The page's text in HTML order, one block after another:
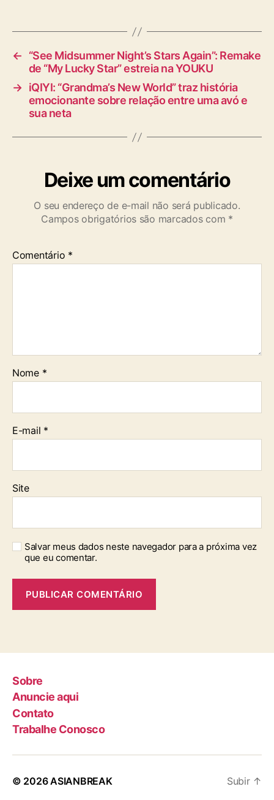
s
←
“See Midsummer Night’s Stars Again”: Remake
de “My Lucky Star” estreia na YOUKU
→ iQIYI: “Grandma’s New World” traz história
emocionante sobre relação entre uma avó e
sua neta
Deixe um comentário
O seu endereço de e-mail não será publicado.
Campos obrigatórios são marcados com *
Comentário *
Nome *
E-mail *
Site
Salvar meus dados neste navegador para a próxima vez
que eu comentar.
Sobre
Anuncie aqui
Contato
Trabalhe Conosco
© 2026ASIANBREAK Subir ↑